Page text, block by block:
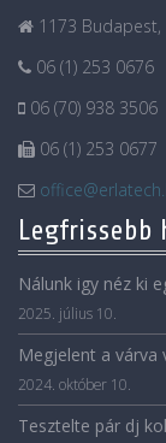
1173
06 (1) 253 0676
06 (70) 938 3506
06 (1) 253 0677
Legfrissebb
Nálunk igy néz ki
2025. július 10.
Megjelent a várva
2024. október 10.
Tesztelte pár dj